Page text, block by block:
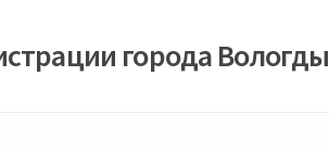
города Вологды